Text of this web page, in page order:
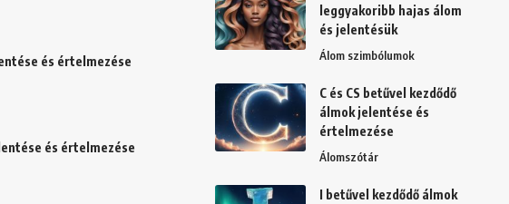
és értelmezése
és értelmezése
leggyakoribb hajas álom
és jelentésük
Álom szimbólumok
C és CS betűvel kezdődő
álmok jelentése és
értelmezése
Álomszótár
I betűvel kezdődő álmok